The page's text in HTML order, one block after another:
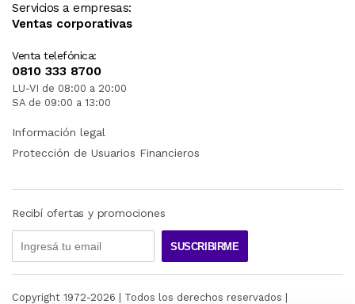
Servicios a empresas:
Ventas corporativas
Venta telefónica:
0810 333 8700
LU-VI de 08:00 a 20:00
SA de 09:00 a 13:00
Información legal
Protección de Usuarios Financieros
Recibí ofertas y promociones
SUSCRIBIRME
Copyright 1972-2026 | Todos los derechos reservados |